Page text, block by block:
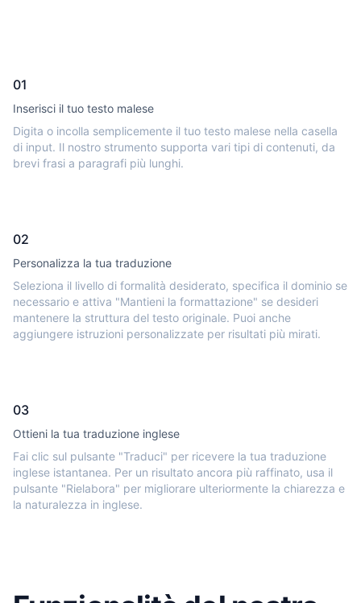
01
Inserisci il tuo testo malese
Digita o incolla semplicemente il tuo testo malese nella casella
di input. Il nostro strumento supporta vari tipi di contenuti, da
brevi frasi a paragrafi più lunghi.
02
Personalizza la tua traduzione
Seleziona il livello di formalità desiderato, specifica il dominio se
necessario e attiva "Mantieni la formattazione" se desideri
mantenere la struttura del testo originale. Puoi anche
aggiungere istruzioni personalizzate per risultati più mirati.
03
Ottieni la tua traduzione inglese
Fai clic sul pulsante "Traduci" per ricevere la tua traduzione
inglese istantanea. Per un risultato ancora più raffinato, usa il
pulsante "Rielabora" per migliorare ulteriormente la chiarezza e
la naturalezza in inglese.